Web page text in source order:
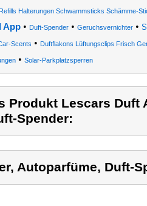
Halterungen Schwammsticks Schämme-
App• Duft-Spender• Geruchsvernichter•
Scents • Duftflakons Lüftungsclips Frisch
• Solar-Parkplatzsperren
Produkt Lescars Duft
Spender:
Autoparfüme, Duft-